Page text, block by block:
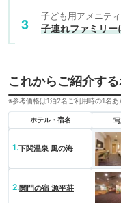
子ども用アメニテ
子連れファミリ
これからご紹介す
※参考価格は1泊2名ご利用時の1名あ
ホテル・宿名
1.下関温泉 風の海
2.関門の宿 源平荘